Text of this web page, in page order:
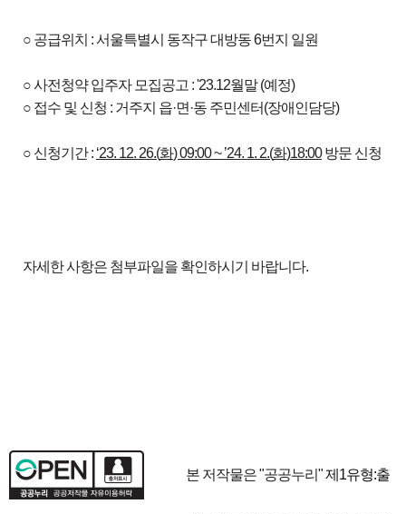
○ 공급위치 : 서울특별시 동작구 대방동 6번지 일원
○ 사전청약 입주자 모집공고 : '23.12월말 (예정)
○ 접수 및 신청 : 거주지 읍·면·동 주민센터(장애인담당)
○ 신청기간 : ‘23. 12. 26.(화) 09:00 ~ ’24. 1. 2.(화)18:00방문 신청
자세한 사항은 첨부파일을 확인하시기 바랍니다.
본 저작물은 "공공누리"제1유형:출